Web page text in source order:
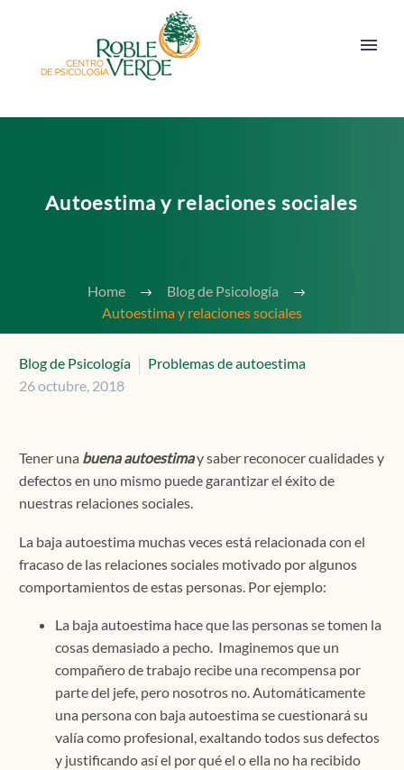
Autoestima y relaciones sociales
Home
Blog de Psicología
Autoestima y relaciones sociales
Blog de Psicología
Problemas de autoestima
26 octubre, 2018
Tener una buena autoestimay saber reconocer cualidades y
defectos en uno mismo puede garantizar el éxito de
nuestras relaciones sociales.
La baja autoestima muchas veces está relacionada con el
fracaso de las relaciones sociales motivado por algunos
comportamientos de estas personas. Por ejemplo:
La baja autoestima hace que las personas se tomen la
cosas demasiado a pecho. Imaginemos que un
compañero de trabajo recibe una recompensa por
parte del jefe, pero nosotros no. Automáticamente
una persona con baja autoestima se cuestionará su
valía como profesional, exaltando todos sus defectos
y justificando así el por qué el o ella no ha recibido